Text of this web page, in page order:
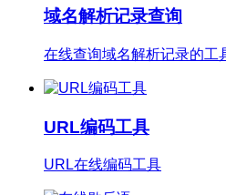
域名解析记录查询
在线查询域名解析记录的工
URL编码工具
URL在线编码工具